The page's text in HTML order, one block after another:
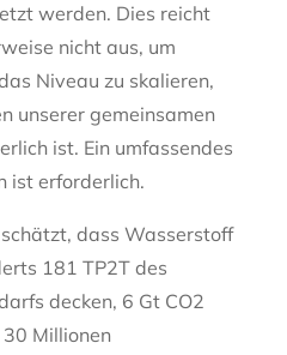
werden. Dies reicht
nicht aus, um
Niveau zu skalieren,
unserer gemeinsamen
ist. Ein umfassendes
ist erforderlich.
dass Wasserstoff
181 TP2T des
decken, 6 Gt CO2
Millionen